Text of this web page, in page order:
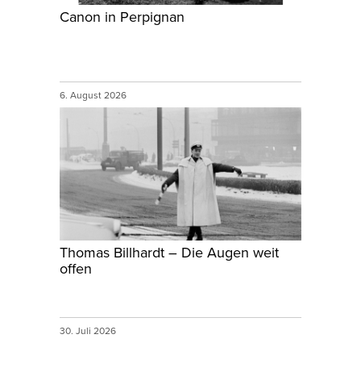
Canon in Perpignan
6. August 2026
Thomas Billhardt – Die Augen weit
offen
30. Juli 2026